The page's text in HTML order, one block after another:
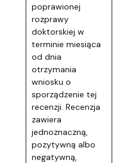
poprawionej
rozprawy
doktorskiej w
terminie miesiąca
od dnia
otrzymania
wniosku o
sporządzenie tej
recenzji. Recenzja
zawiera
jednoznaczną,
pozytywną albo
negatywną,